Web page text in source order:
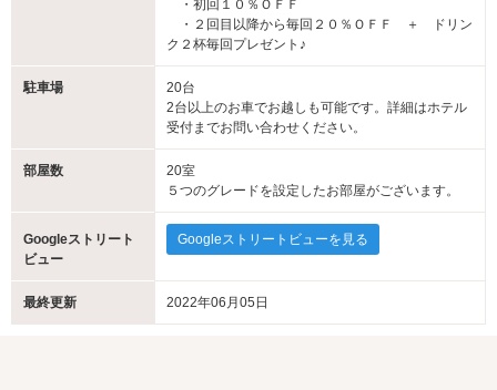
・初回１０％ＯＦＦ
・２回目以降から毎回２０％ＯＦＦ ＋ ドリン
ク２杯毎回プレゼント♪
駐車場
20台
2台以上のお車でお越しも可能です。詳細はホテル
受付までお問い合わせください。
部屋数
20室
５つのグレードを設定したお部屋がございます。
Googleストリート
ビュー
Googleストリートビューを見る
最終更新 2022年06月05日